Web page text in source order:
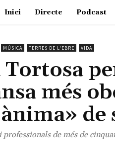
Inici Directe Podcast
MÚSICA TERRES DE L'EBRE VIDA
Tortosa
més
de
de més de